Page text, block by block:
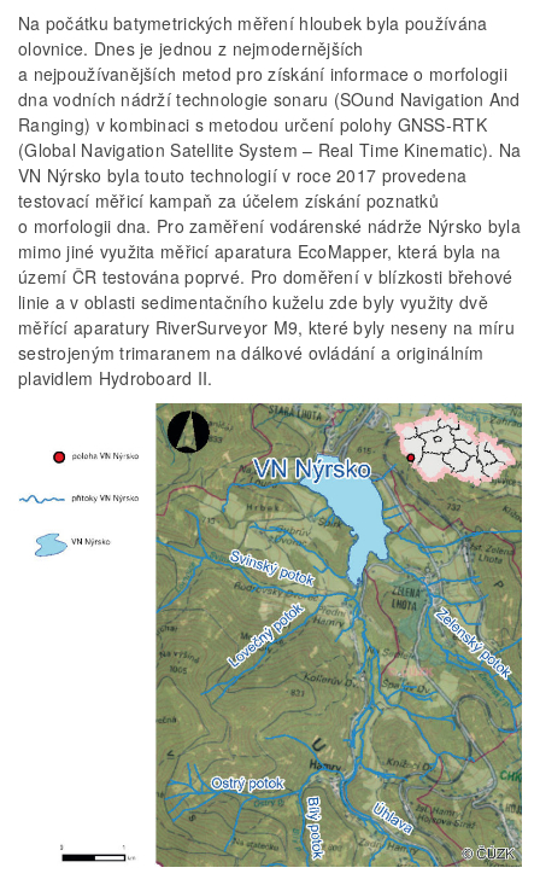
Na počátku batymetrických měření hloubek byla používána
olovnice. Dnes je jednou z nejmodernějších
a nejpoužívanějších metod pro získání informace o morfologii
dna vodních nádrží technologie sonaru (SOund Navigation And
Ranging) v kombinaci s metodou určení polohy GNSS-RTK
(Global Navigation Satellite System – Real Time Kinematic). Na
VN Nýrsko byla touto technologií v roce 2017 provedena
testovací měřicí kampaň za účelem získání poznatků
o morfologii dna. Pro zaměření vodárenské nádrže Nýrsko byla
mimo jiné využita měřicí aparatura EcoMapper, která byla na
území ČR testována poprvé. Pro doměření v blízkosti břehové
linie a v oblasti sedimentačního kuželu zde byly využity dvě
měřící aparatury RiverSurveyor M9, které byly neseny na míru
sestrojeným trimaranem na dálkové ovládání a originálním
plavidlem Hydroboard II.